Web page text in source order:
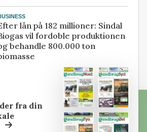
lån på 182 millioner: Sindal
vil fordoble produktionen
behandle 800.000 ton
fra din